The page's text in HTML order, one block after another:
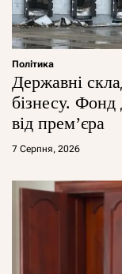
Політика
Державні
бізнесу.
від прем’єра
7 Серпня, 2026